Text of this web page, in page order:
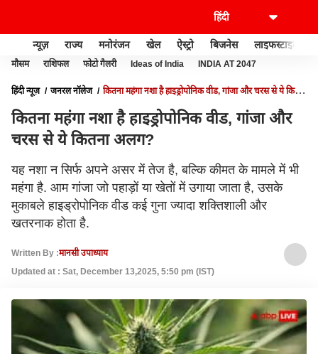
न्यूज़ राज्य मनोरंजन खेल ऐस्ट्रो बिजनेस लाइफस्टाइल
मौसम राशिफल फोटो गैलरी Ideas of India INDIA AT 2047
हिंदी न्यूज़ जनरल नॉलेज
कितना महंगा नशा है हाइड्रोपोनिक वीड, गांजा और चरस से ये कितना
कितना महंगा नशा है हाइड्रोपोनिक वीड, गांजा और
चरस से ये कितना अलग?
यह नशा न सिर्फ अपने असर में तेज है, बल्कि कीमत के मामले में भी
महंगा है. आम गांजा जो पहाड़ों या खेतों में उगाया जाता है, उसके
मुकाबले हाइड्रोपोनिक वीड कई गुना ज्यादा शक्तिशाली और
खतरनाक होता है.
Written By :मानसी उपाध्याय
Updated at : Sat, December 13,2025, 5:50 pm (IST)